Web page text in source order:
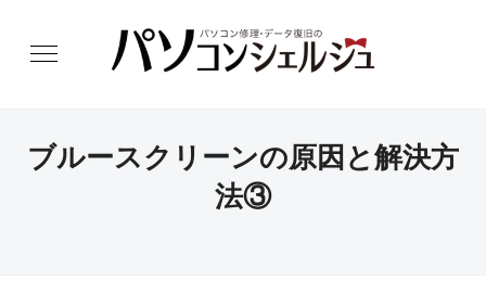
ブルースクリーンの原因と解決方
法③